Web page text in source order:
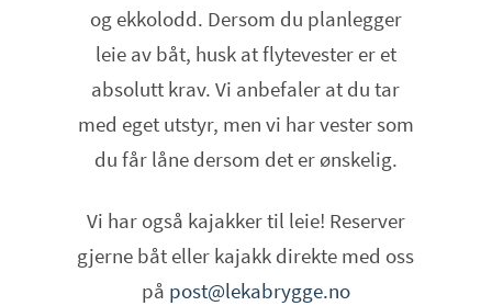
og ekkolodd. Dersom du planlegger
leie av båt, husk at flytevester er et
absolutt krav. Vi anbefaler at du tar
med eget utstyr, men vi har vester som
du får låne dersom det er ønskelig.
Vi har også kajakker til leie! Reserver
gjerne båt eller kajakk direkte med oss
på post@lekabrygge.no